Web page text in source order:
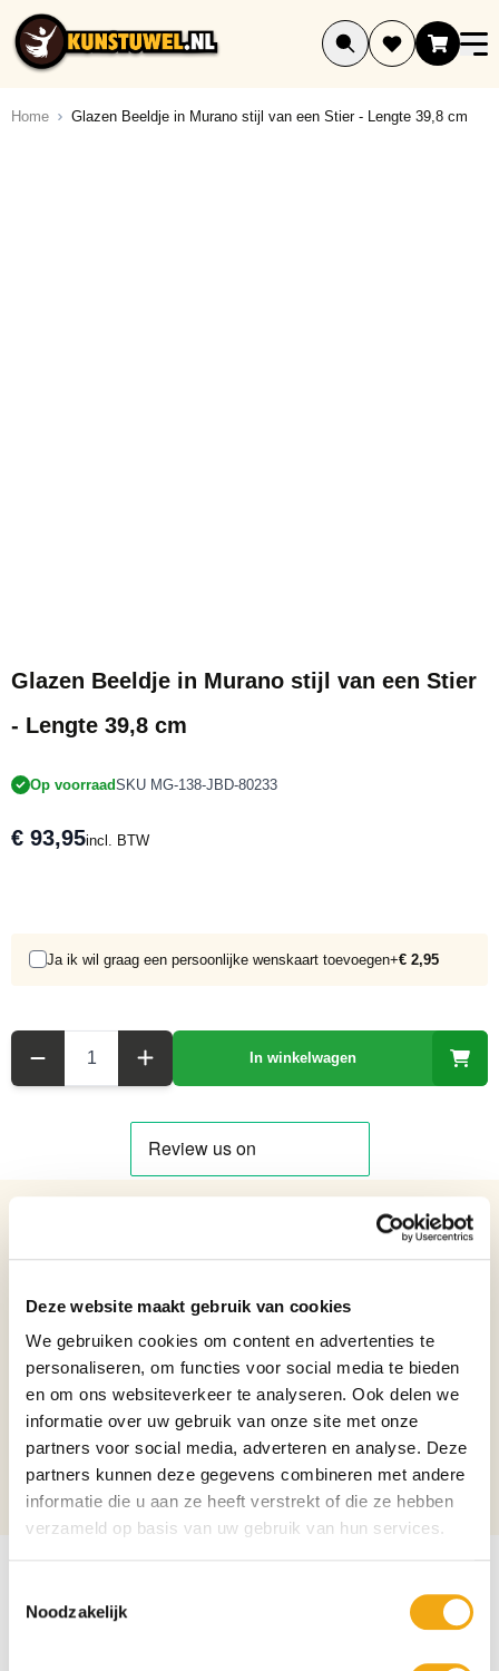
Deze website maakt gebruik van cookies
We gebruiken cookies om content en advertenties te
personaliseren, om functies voor social media te bieden
en om ons websiteverkeer te analyseren. Ook delen we
informatie over uw gebruik van onze site met onze
partners voor social media, adverteren en analyse. Deze
partners kunnen deze gegevens combineren met andere
informatie die u aan ze heeft verstrekt of die ze hebben
verzameld op basis van uw gebruik van hun services.
Noodzakelijk
Ga naar de inhoud
Home Glazen Beeldje in Murano stijl van een Stier - Lengte 39,8 cm
Glazen Beeldje in Murano stijl van een Stier
- Lengte 39,8 cm
Op voorraadSKU MG-138-JBD-80233
€ 93,95incl. BTW
Ja ik wil graag een persoonlijke wenskaart toevoegen+€ 2,95
In winkelwagen
Hoogte: 22,5 cm
Lengte: 39,8 cm
Bronzen beelden cadeau
Verjaardagscadeau, Blijvende
herinnering cadeau, Bedankt
cadeau, Cadeau trots op jou,